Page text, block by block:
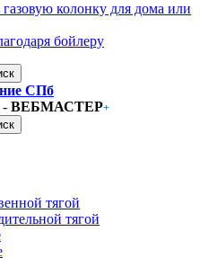
колонку для дома или
бойлеру
СПб
- ВЕБМАСТЕР+
тягой
тягой